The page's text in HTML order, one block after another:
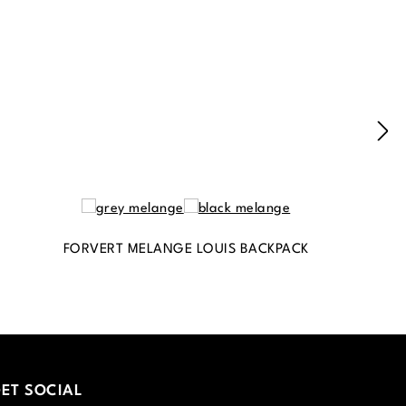
FORVERT MELANGE LOUIS BACKPACK
SOCIAL